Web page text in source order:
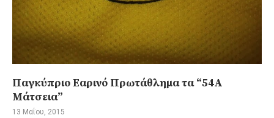
Παγκύπριο Εαρινό Πρωτάθλημα τα “54Α
Μάτσεια”
13 Μαΐου, 2015